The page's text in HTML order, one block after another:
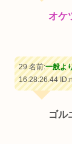
オケ
29 名前:一般よ
16:28:26.44
ゴル